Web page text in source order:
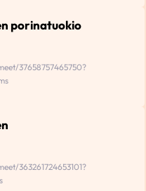
porinatuokio
37658757465750?
363261724653101?